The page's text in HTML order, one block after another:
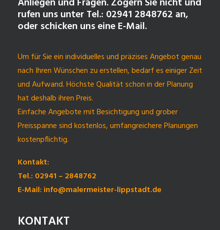
rufen uns unter Tel.: 02941 2848762 an,
oder schicken uns eine E-Mail.
Um für Sie ein individuelles und präzises Angebot genau
nach Ihren Wünschen zu erstellen, bedarf es einiger Zeit
und Aufwand. Höchste Qualität schon in der Planung
hat deshalb ihren Preis.
Einfache Angebote mit Besichtigung und grober
Preisspanne sind kostenlos, umfangreichere Planungen
kostenpflichtig.
Kontakt:
Tel.: 02941 – 2848762
E-Mail: info@malermeister-lippstadt.de
KONTAKT